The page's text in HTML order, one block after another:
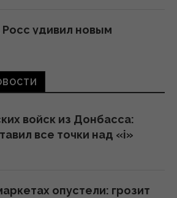
удивил новым
версии "Хаймарсов"
2026
заболел
войск из Донбасса:
все точки над «i»
опустели: грозит